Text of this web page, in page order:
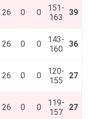
26 0 0
151-
163
39
26 0 0
143-
160
36
26 0 0
120-
155
27
26 0 0
119-
157
27